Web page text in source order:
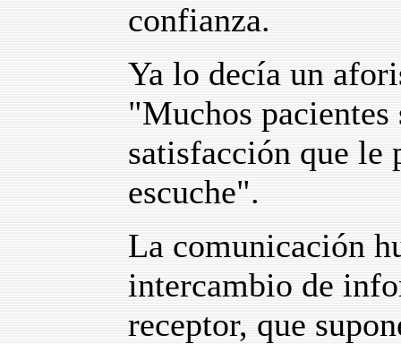
confianza.
Ya lo decía un
"Muchos pacientes
satisfacción que le
escuche".
La comunicación
intercambio de
receptor, que